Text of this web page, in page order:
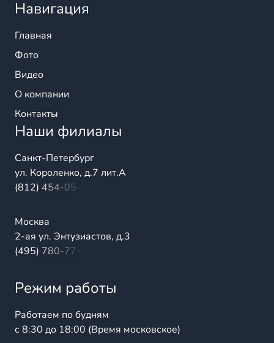
Навигация
Главная
Фото
Видео
О компании
Контакты
Наши филиалы
Санкт-Петербург
ул. Короленко, д.7 лит.А
(812) 454-05-54
Москва
2-ая ул. Энтузиастов, д.3
(495) 780-77-98
Режим работы
Работаем по будням
с 8:30 до 18:00 (Время московское)